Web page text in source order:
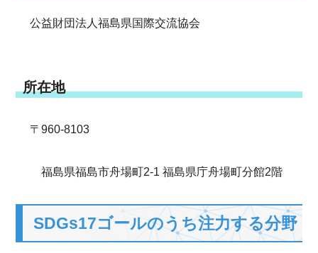
公益財団法人福島県国際交流協会
所在地
〒960-8103
福島県福島市舟場町2-1 福島県庁舟場町分館2階
SDGs17ゴールのうち注力する分野